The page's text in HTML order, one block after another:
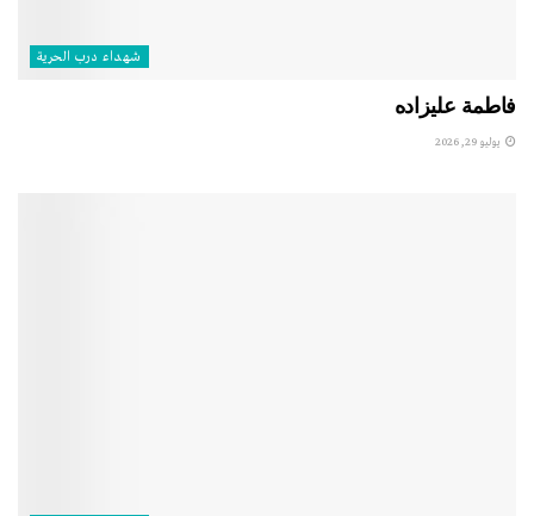
شهداء درب الحرية
فاطمة عليزاده
يوليو 29, 2026